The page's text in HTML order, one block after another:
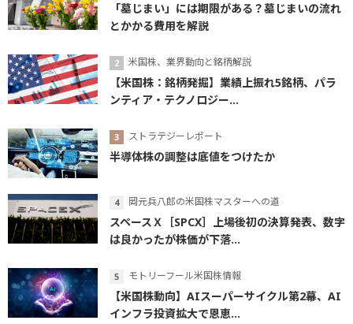
「墓じまい」には期限がある？墓じまいの流れ
とかかる費用を解説
米国株、業界動向と銘柄解説
【米国株：銘柄発掘】業績上振れ5銘柄、パラ
ンティア・テクノロジー...
ストラテジーレポート
半導体株の調整は底値をつけたか
岡元兵八郎の米国株マスターへの道
スペースＸ［SPCX］上場後初の決算発表、数字
は良かったが株価が下落...
モトリーフール米国株情報
【米国株動向】AIスーパーサイクル第2幕、AI
インフラ投資拡大で恩恵...